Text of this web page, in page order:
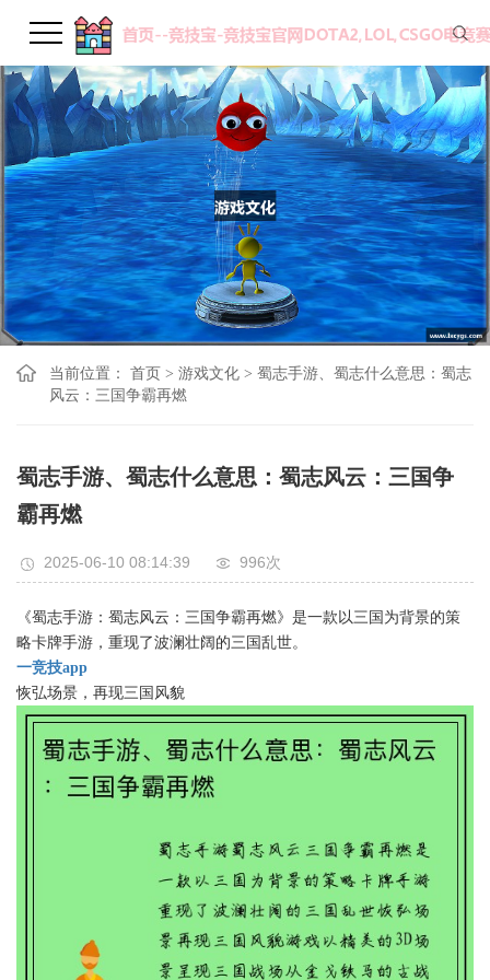
当前位置： 首页 > 游戏文化 > 蜀志手游、蜀志什么意思：蜀志
风云：三国争霸再燃
蜀志手游、蜀志什么意思：蜀志风云：三国争
霸再燃
2025-06-10 08:14:39 996次
《蜀志手游：蜀志风云：三国争霸再燃》是一款以三国为背景的策
略卡牌手游，重现了波澜壮阔的三国乱世。
一竞技app
恢弘场景，再现三国风貌